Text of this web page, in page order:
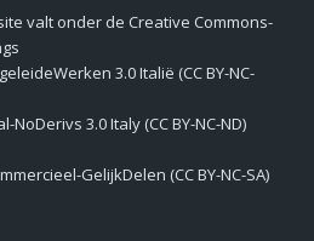
valt onder de Creative Commons-
3.0 Italië (CC BY-NC-
3.0 Italy (CC BY-NC-ND)
GelijkDelen (CC BY-NC-SA)